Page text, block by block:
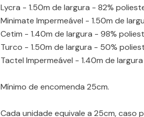
Lycra - 1.50m de largura - 82%
Minimate Impermeável - 1.50m de
Cetim - 1.40m de largura - 98%
Turco - 1.50m de largura - 50%
Tactel Impermeável - 1.40m de
Mínimo de encomenda 25cm.
Cada unidade equivale a 25cm,